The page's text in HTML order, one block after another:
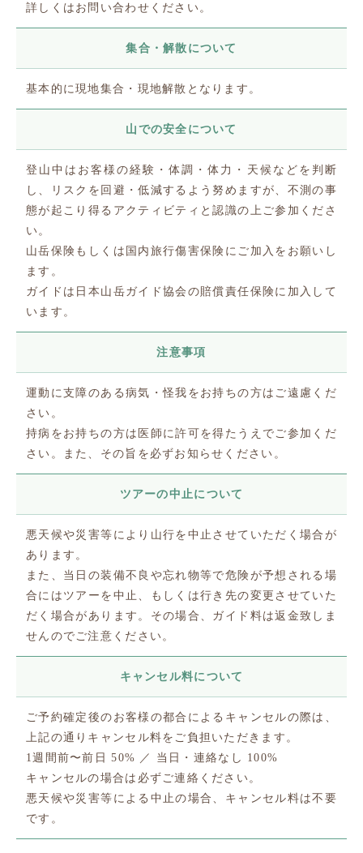
詳しくはお問い合わせください。
集合・解散について
基本的に現地集合・現地解散となります。
山での安全について
登山中はお客様の経験・体調・体力・天候などを判断
し、リスクを回避・低減するよう努めますが、不測の事
態が起こり得るアクティビティと認識の上ご参加くださ
い。
山岳保険もしくは国内旅行傷害保険にご加入をお願いし
ます。
ガイドは日本山岳ガイド協会の賠償責任保険に加入して
います。
注意事項
運動に支障のある病気・怪我をお持ちの方はご遠慮くだ
さい。
持病をお持ちの方は医師に許可を得たうえでご参加くだ
さい。また、その旨を必ずお知らせください。
ツアーの中止について
悪天候や災害等により山行を中止させていただく場合が
あります。
また、当日の装備不良や忘れ物等で危険が予想される場
合にはツアーを中止、もしくは行き先の変更させていた
だく場合があります。その場合、ガイド料は返金致しま
せんのでご注意ください。
キャンセル料について
ご予約確定後のお客様の都合によるキャンセルの際は、
上記の通りキャンセル料をご負担いただきます。
1週間前〜前日 50% ／ 当日・連絡なし 100%
キャンセルの場合は必ずご連絡ください。
悪天候や災害等による中止の場合、キャンセル料は不要
です。